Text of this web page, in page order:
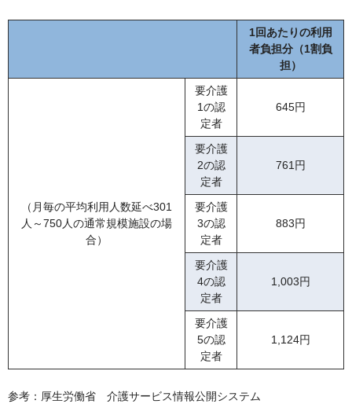
1回あたりの利用
者負担分（1割負
担）
（月毎の平均利用人数延べ301
人～750人の通常規模施設の場
合）
要介護
1の認
定者
645円
要介護
2の認
定者
761円
要介護
3の認
定者
883円
要介護
4の認
定者
1,003円
要介護
5の認
定者
1,124円
参考：厚生労働省 介護サービス情報公開システム